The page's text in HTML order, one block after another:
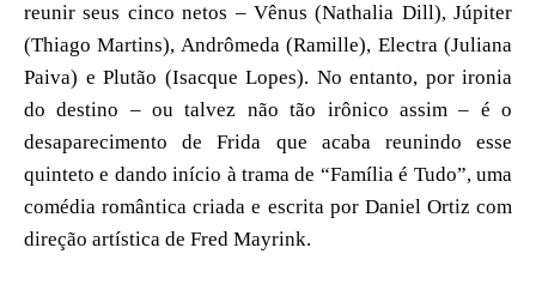
reunir seus cinco netos – Vênus (Nathalia Dill), Júpiter
(Thiago Martins), Andrômeda (Ramille), Electra (Juliana
Paiva) e Plutão (Isacque Lopes). No entanto, por ironia
do destino – ou talvez não tão irônico assim – é o
desaparecimento de Frida que acaba reunindo esse
quinteto e dando início à trama de “Família é Tudo”, uma
comédia romântica criada e escrita por Daniel Ortiz com
direção artística de Fred Mayrink.